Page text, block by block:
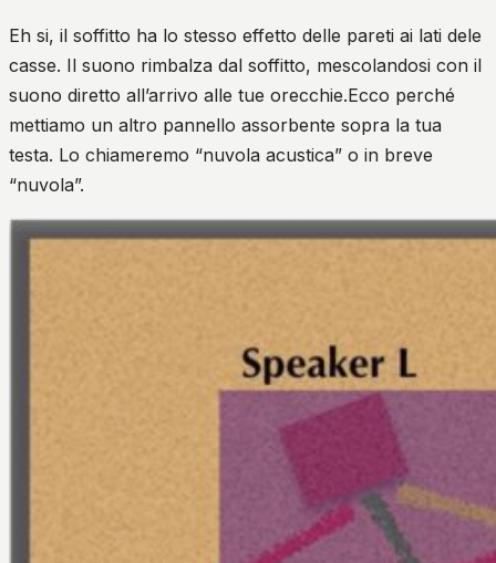
Eh si, il soffitto ha lo stesso effetto delle pareti ai lati dele
casse. Il suono rimbalza dal soffitto, mescolandosi con il
suono diretto all’arrivo alle tue orecchie.Ecco perché
mettiamo un altro pannello assorbente sopra la tua
testa. Lo chiameremo “nuvola acustica” o in breve
“nuvola”.